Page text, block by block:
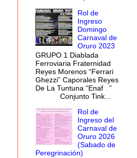
Rol de
Ingreso
Domingo
Carnaval de
Oruro 2023
GRUPO 1 Diablada
Ferroviaria Fraternidad
Reyes Morenos “Ferrari
Ghezzi” Caporales Reyes
De La Tuntuna “Enaf ”
Conjunto Tink...
Rol de
Ingreso del
Carnaval de
Oruro 2026
(Sabado de
Peregrinación)